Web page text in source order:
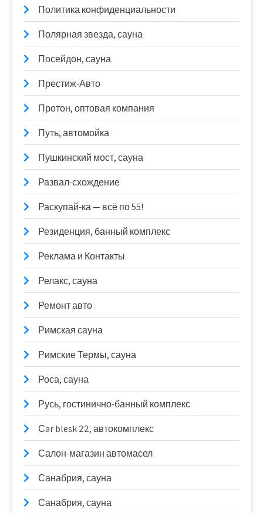
Политика конфиденциальности
Полярная звезда, сауна
Посейдон, сауна
Престиж-Авто
Протон, оптовая компания
Путь, автомойка
Пушкинский мост, сауна
Развал-схождение
Раскупай-ка — всё по 55!
Резиденция, банный комплекс
Реклама и Контакты
Релакс, сауна
Ремонт авто
Римская сауна
Римские Термы, сауна
Роса, сауна
Русь, гостинично-банный комплекс
Сar blesk 22, автокомплекс
Салон-магазин автомасел
Санабрия, сауна
Санабрия, сауна